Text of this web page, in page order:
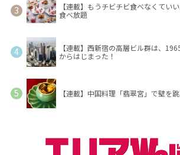
【連載】もうチビチビ食べなくてい
食べ放題
【連載】西新宿の高層ビル群は、
からはじまった！
【連載】中国料理「翡翠宮」で壁を